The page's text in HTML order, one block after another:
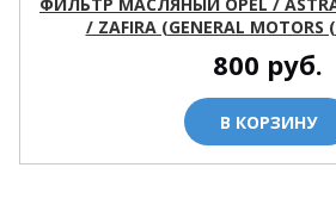
ФИЛЬТР МАСЛЯНЫЙ OPEL / ASTRA
/ ZAFIRA (GENERAL MOTORS
800 руб.
В КОРЗИНУ